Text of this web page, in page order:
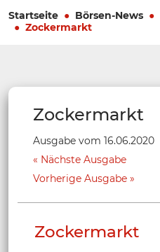
Startseite Börsen-News
Zockermarkt
Zockermarkt
Ausgabe vom 16.06.2020
Nächste Ausgabe
Vorherige Ausgabe
Zockermarkt